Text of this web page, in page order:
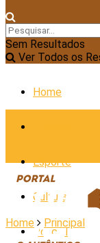
Sem Resultados
Ver Todos os
Home
Esporte
Cultura
Policial
Home Principal